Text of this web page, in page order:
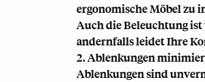
ergonomische Möbelzu
Auch die Beleuchtung
andernfalls leidet Ihre
2. Ablenkungen
Ablenkungen sind